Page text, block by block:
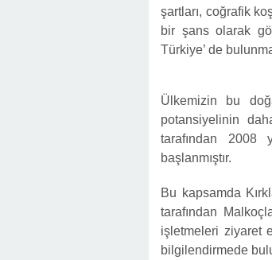
şartları, coğrafik
bir şans olarak
Türkiye’ de
Ülkemizin bu
potansiyelinin
tarafından 2008
başlanmıştır.
Bu kapsamda
tarafından
işletmeleri ziyaret
bilgilendirmede